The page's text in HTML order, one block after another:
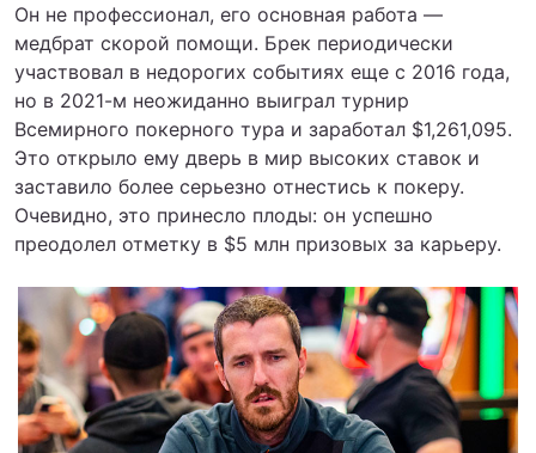
Он не профессионал, его основная работа —
медбрат скорой помощи. Брек периодически
участвовал в недорогих событиях еще с 2016 года,
но в 2021-м неожиданно выиграл турнир
Всемирного покерного тура и заработал $1,261,095.
Это открыло ему дверь в мир высоких ставок и
заставило более серьезно отнестись к покеру.
Очевидно, это принесло плоды: он успешно
преодолел отметку в $5 млн призовых за карьеру.